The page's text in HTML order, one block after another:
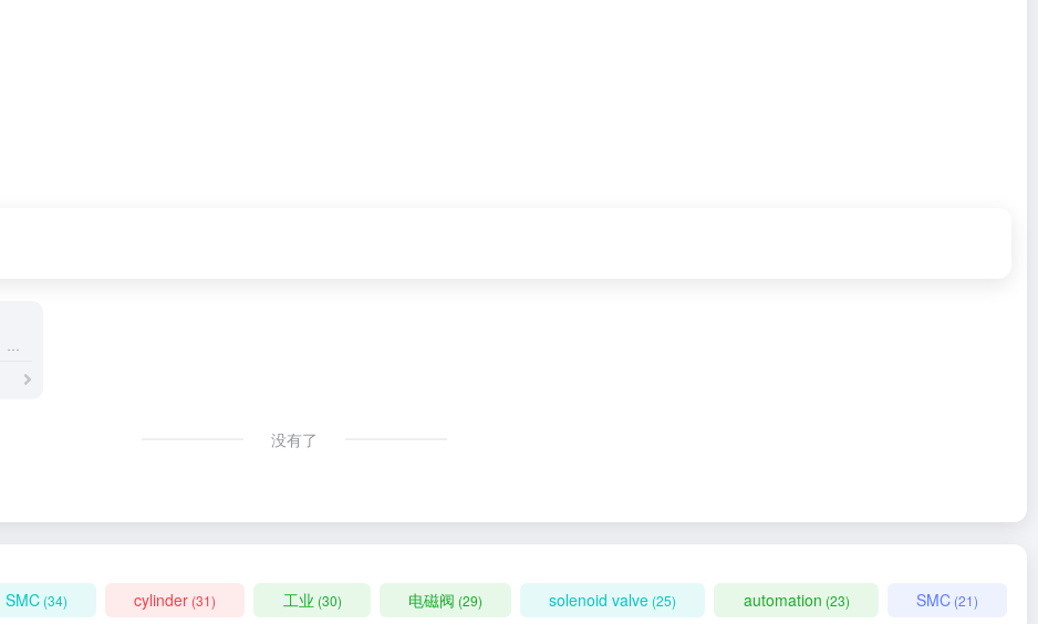
没有了
SMC (34) cylinder (31) 工业 (30) 电磁阀 (29) solenoid valve (25) automation (23) SMC(21)